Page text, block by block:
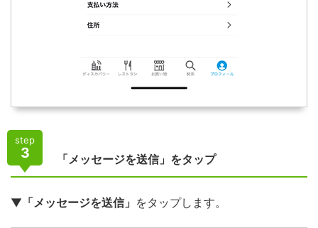
step
3 「メッセージを送信」をタップ
▼ 「メッセージを送信」 をタップします。